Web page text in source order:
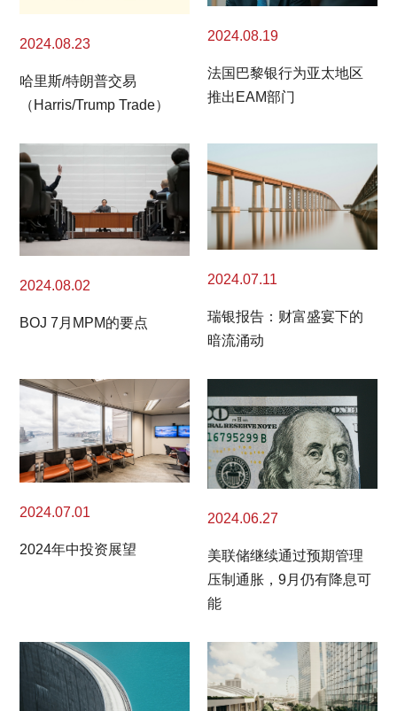
2024.08.23
哈里斯/特朗普交易
（Harris/Trump Trade）
2024.08.19
法国巴黎银行为亚太地区
推出EAM部门
2024.08.02
BOJ 7月MPM的要点
2024.07.11
瑞银报告：财富盛宴下的
暗流涌动
2024.07.01
2024年中投资展望
2024.06.27
美联储继续通过预期管理
压制通胀，9月仍有降息可
能